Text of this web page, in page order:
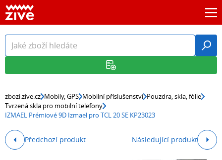
zbozi.zive.cz Mobily, GPS Mobilní příslušenství Pouzdra, skla, fólie
Tvrzená skla pro mobilní telefony
IZMAEL Prémiové 9D Izmael pro TCL 20 SE KP23023
Předchozí produkt Následující produkt